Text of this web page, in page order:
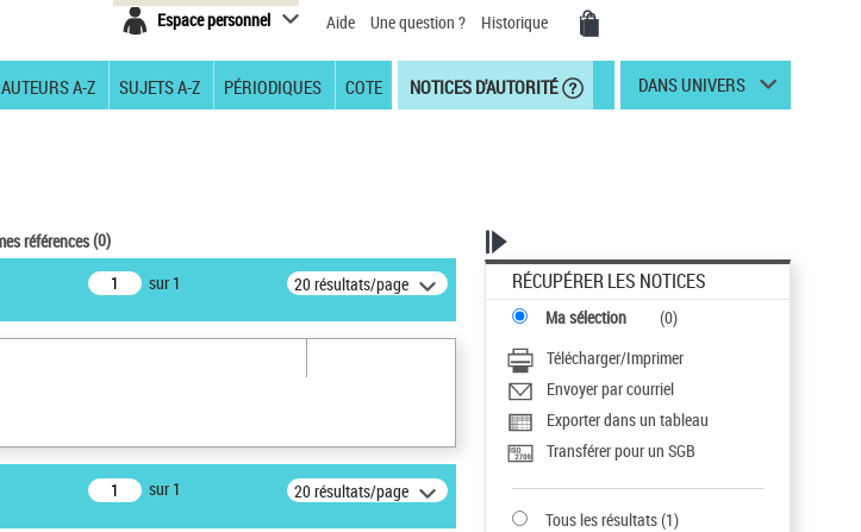
Espace personnel Aide Une question ? Historique
AUTEURS A-Z SUJETS A-Z PÉRIODIQUES COTE NOTICES D'AUTORITÉ DANS UNIVERS
références(0)
sur 1 20 résultats/page
sur 1 20 résultats/page
RÉCUPÉRER LES NOTICES
Ma sélection (0)
Télécharger/Imprimer
Envoyer par courriel
Exporter dans un tableau
Transférer pour un SGB
Tous les résultats(1)